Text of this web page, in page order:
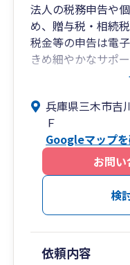
法人の税務申告や
め、贈与税・相続
税金等の申告は電
きめ細やかなサポ
することを心がけ
ります。
ファイナンシャル
籍しております。
兵庫県三木市吉
Ｆ
Googleマップ
お問い
検
依頼内容